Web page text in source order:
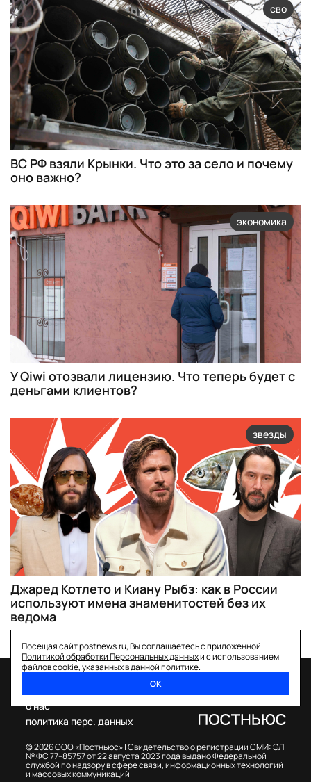
сво
ВС РФ взяли Крынки. Что это за село и почему
оно важно?
экономика
У Qiwi отозвали лицензию. Что теперь будет с
деньгами клиентов?
звезды
Джаред Котлето и Киану Рыбз: как в России
используют имена знаменитостей без их
ведома
Посещая сайт postnews.ru, Вы соглашаетесь с приложенной
Политикой обработки Персональных данныхи с использованием
файлов cookie, указанных в данной политике.
ОК
© 2026 ООО «Постньюс» |Свидетельство о регистрации СМИ: ЭЛ
№ ФС 77–85757 от 22 августа 2023 года выдано Федеральной
службой по надзору в сфере связи, информационных технологий
и массовых коммуникаций
о нас
политика перс. данных